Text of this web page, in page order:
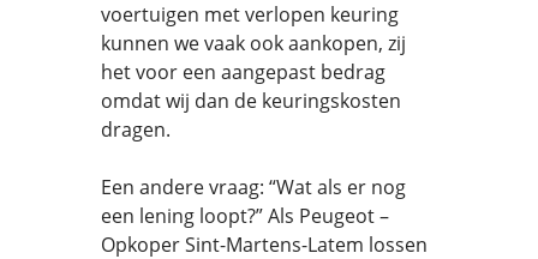
voertuigen met verlopen keuring
kunnen we vaak ook aankopen, zij
het voor een aangepast bedrag
omdat wij dan de keuringskosten
dragen.
Een andere vraag: “Wat als er nog
een lening loopt?” Als Peugeot –
Opkoper Sint-Martens-Latem lossen